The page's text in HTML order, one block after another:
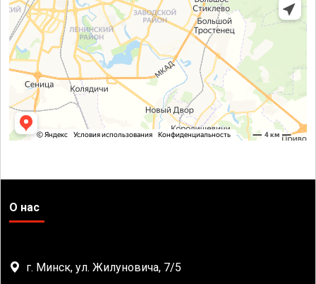
О нас
г. Минск, ул. Жилуновича, 7/5